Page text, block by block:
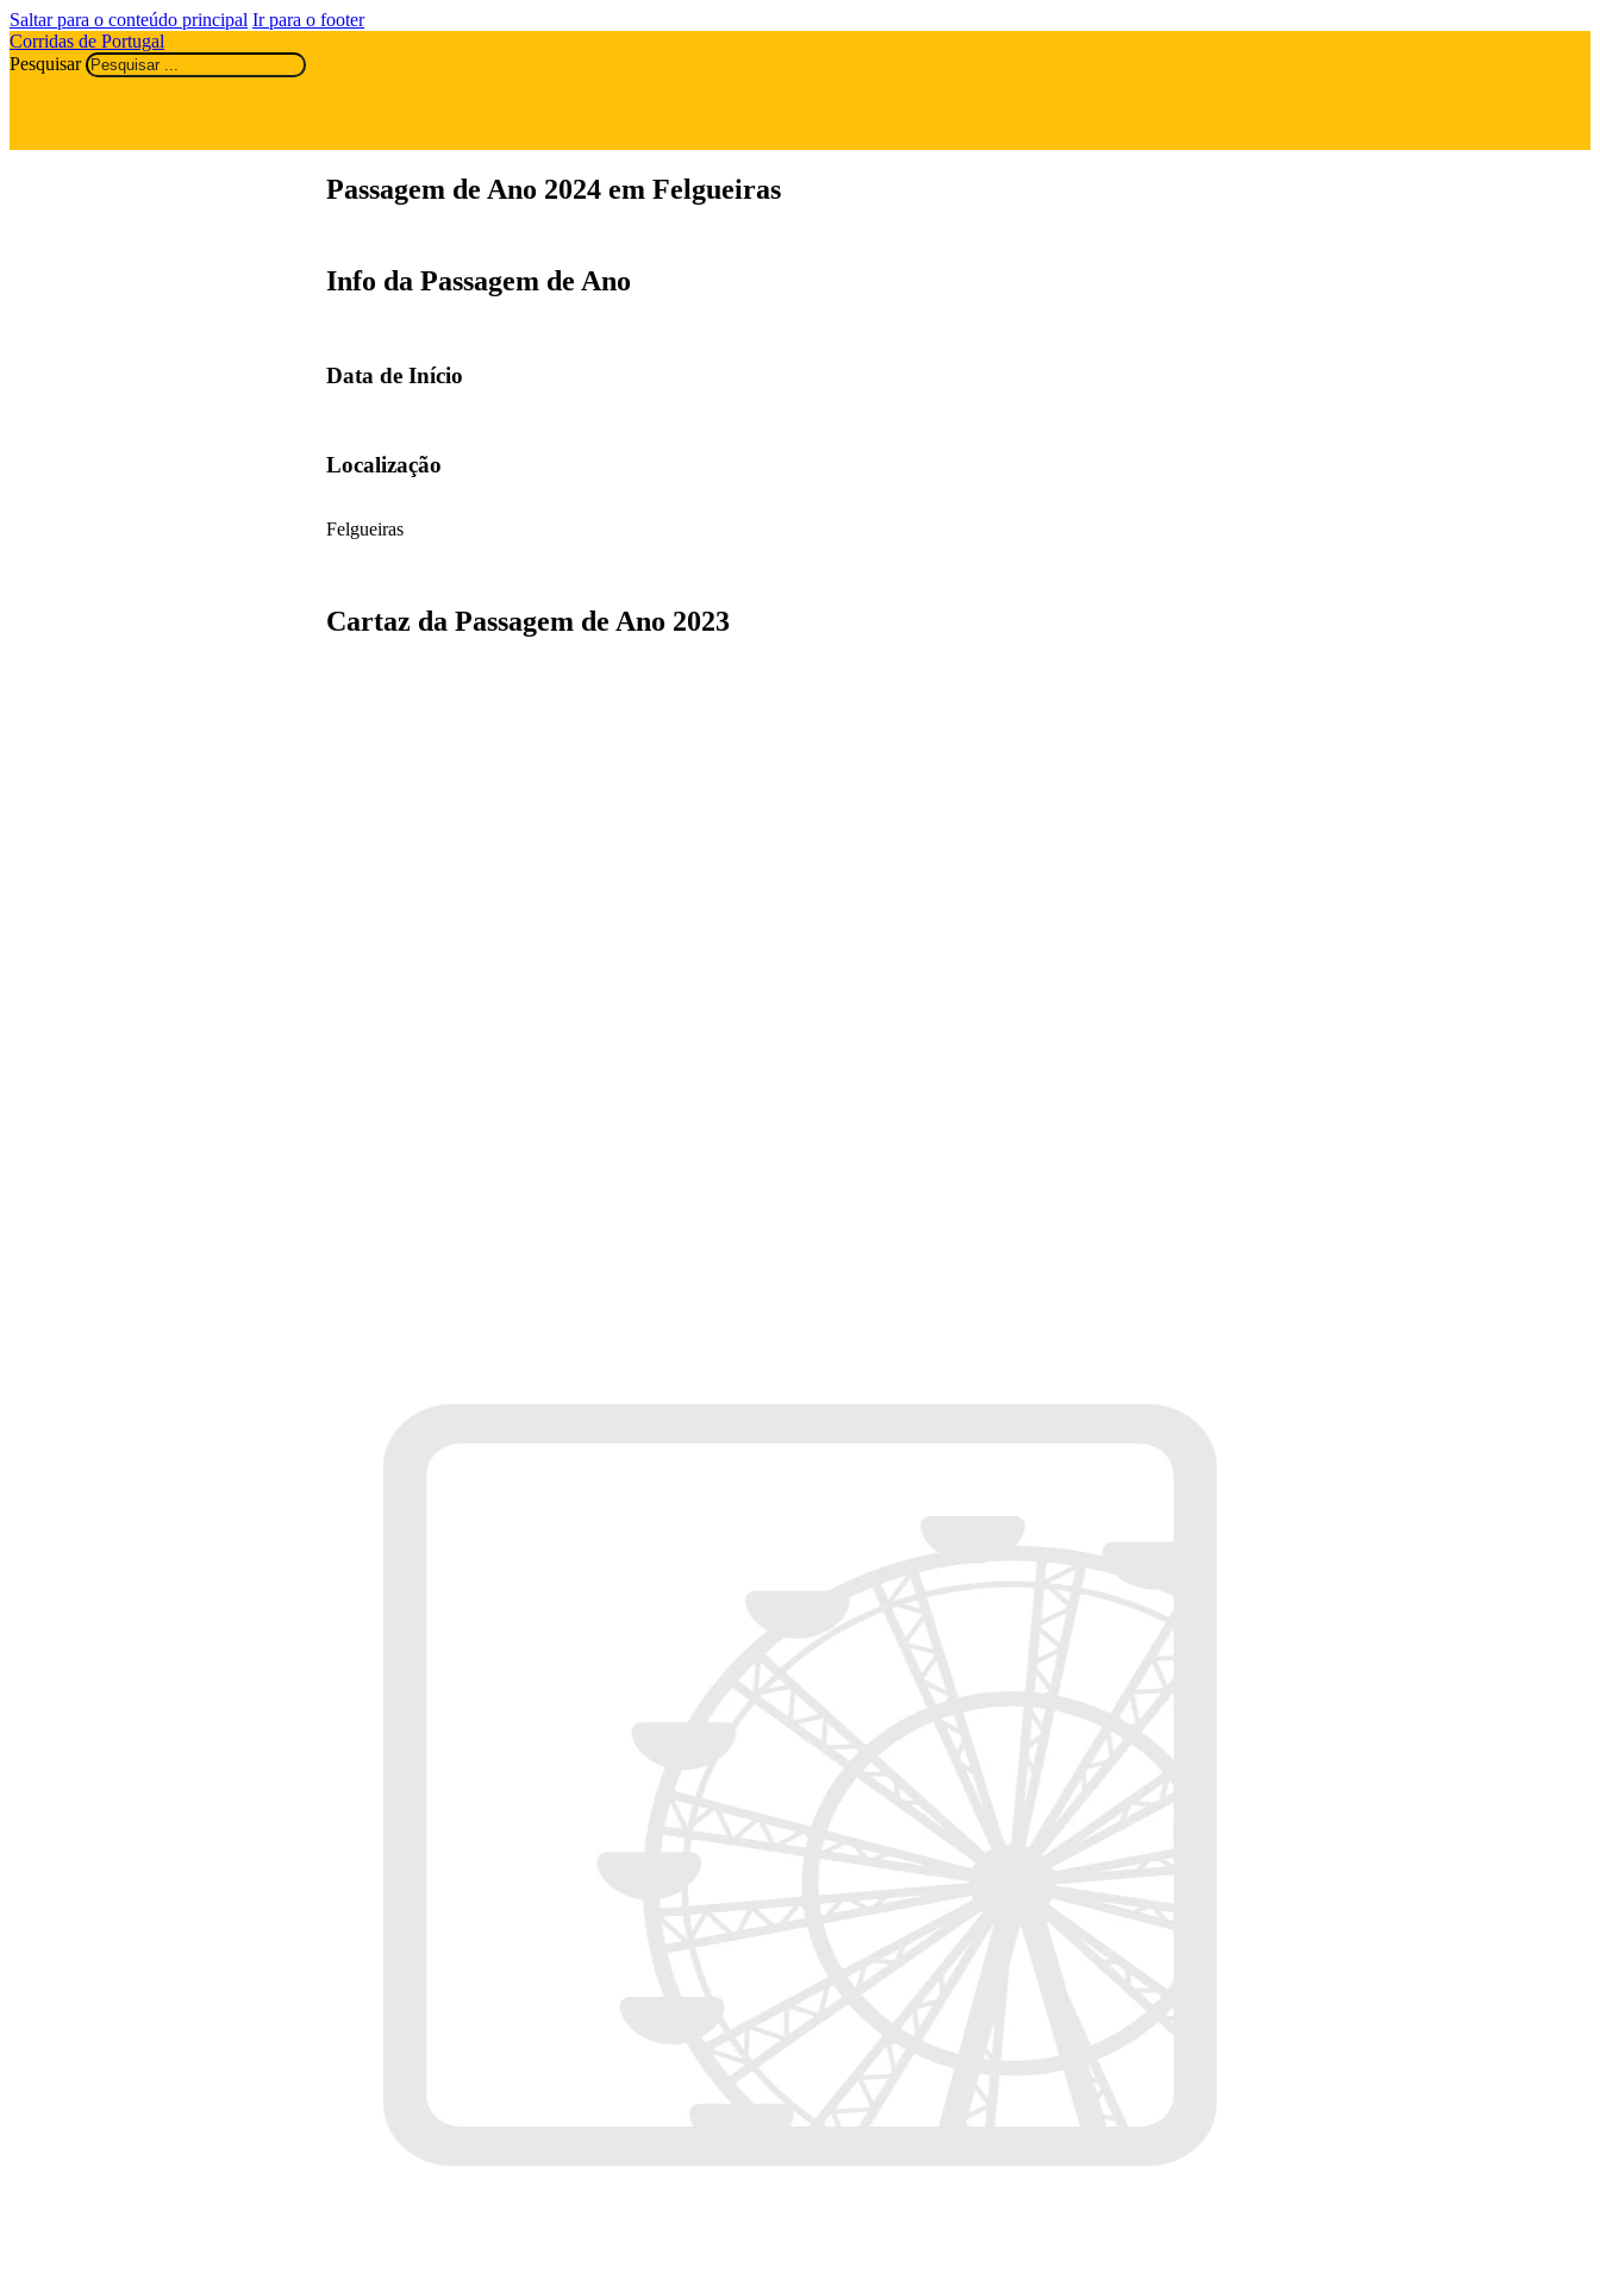
Saltar para o conteúdo principal Ir para o footer
Corridas de Portugal
Pesquisar
Passagem de Ano 2024 em Felgueiras
Info da Passagem de Ano
Data de Início
Localização
Felgueiras
Cartaz da Passagem de Ano 2023